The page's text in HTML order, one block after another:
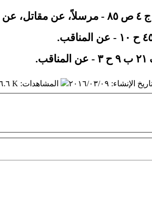
ج ٤ ص ٨٥ - مرسلاً، عن مقاتل، عن زين العابدين، (عن أبيه) عليهما السلام:
الإنشاء: ٢٠١٦/٠٣/٠٩ المشاهدات: ٦.٦ K